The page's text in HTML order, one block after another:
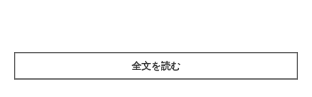
全文を読む